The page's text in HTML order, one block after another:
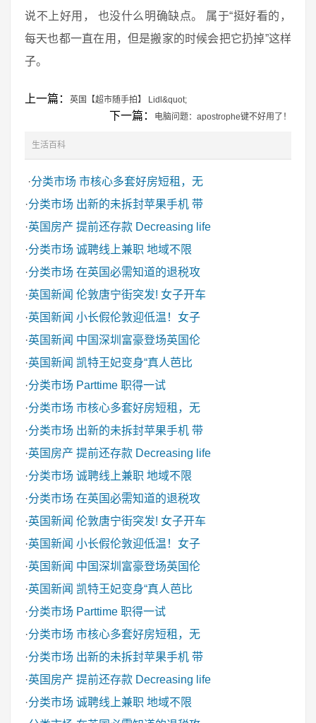
说不上好用， 也没什么明确缺点。 属于“挺好看的，
每天也都一直在用，但是搬家的时候会把它扔掉”这样
子。
上一篇： 英国【超市随手拍】 Lidl&quot;
下一篇： 电脑问题：apostrophe键不好用了！
生活百科
·分类市场 市核心多套好房短租，无
·分类市场 出新的未拆封苹果手机 带
·英国房产 提前还存款 Decreasing life
·分类市场 诚聘线上兼职 地域不限
·分类市场 在英国必需知道的退税攻
·英国新闻 伦敦唐宁街突发! 女子开车
·英国新闻 小长假伦敦迎低温！女子
·英国新闻 中国深圳富豪登场英国伦
·英国新闻 凯特王妃变身“真人芭比
·分类市场 Parttime 职得一试
·分类市场 市核心多套好房短租，无
·分类市场 出新的未拆封苹果手机 带
·英国房产 提前还存款 Decreasing life
·分类市场 诚聘线上兼职 地域不限
·分类市场 在英国必需知道的退税攻
·英国新闻 伦敦唐宁街突发! 女子开车
·英国新闻 小长假伦敦迎低温！女子
·英国新闻 中国深圳富豪登场英国伦
·英国新闻 凯特王妃变身“真人芭比
·分类市场 Parttime 职得一试
·分类市场 市核心多套好房短租，无
·分类市场 出新的未拆封苹果手机 带
·英国房产 提前还存款 Decreasing life
·分类市场 诚聘线上兼职 地域不限